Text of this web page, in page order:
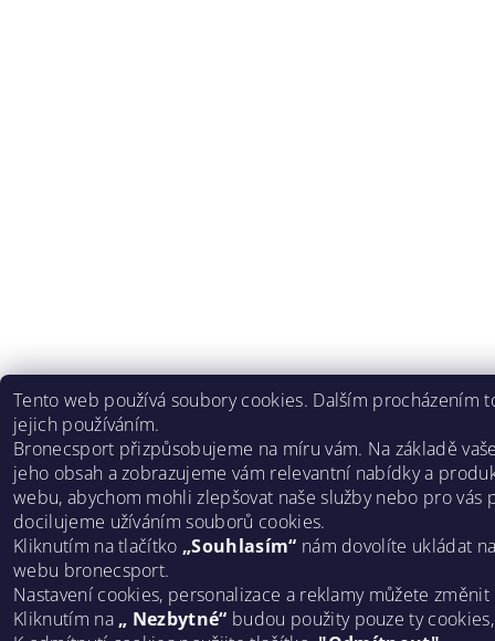
Tento web používá soubory cookies. Dalším procházením
jejich používáním.
Bronecsport přizpůsobujeme na míru vám. Na základě
jeho obsah a zobrazujeme vám relevantní nabídky a
webu, abychom mohli zlepšovat naše služby nebo pro vás
docilujeme užíváním souborů cookies.
Kliknutím na tlačítko „Souhlasím“ nám dovolíte ukládat
webu bronecsport.
Nastavení cookies, personalizace a reklamy můžete
Kliknutím na „ Nezbytné“ budou použity pouze ty